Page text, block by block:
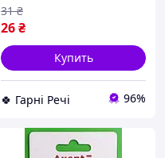
26₴
31 ₴
Купить
🍀 Гарні Речі 96%